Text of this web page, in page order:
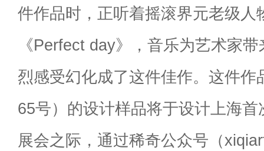
件作品时，正听着摇滚界元老级人
《Perfect day》，音乐为艺术家
烈感受幻化成了这件佳作。这件作
65号）的设计样品将于设计上海
展会之际，通过稀奇公众号（